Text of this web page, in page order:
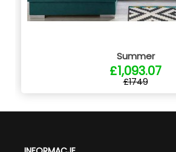
Summer
£1,093.07
£1749